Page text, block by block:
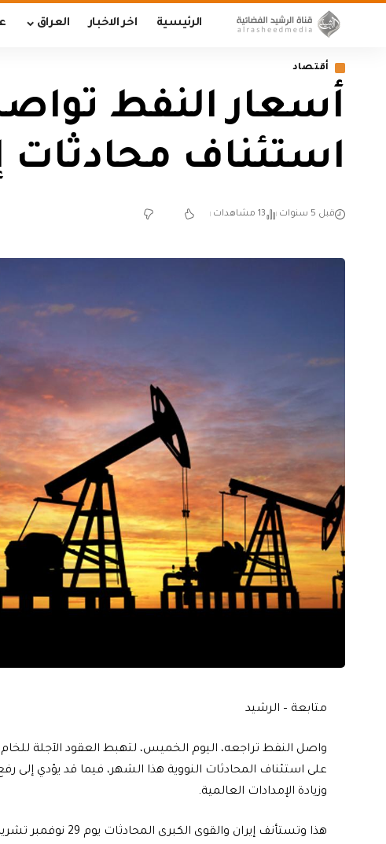
الرئيسية اخر الاخبار العراق
أقتصاد
أسعار النفط
استئناف محادثات
قبل 5 سنوات 13 مشاهدات
متابعة – الرشيد
على استئناف المحادثات النووية هذا الشهر، فيما قد يؤدي إلى
وزيادة الإمدادات العالمية.
هذا وتستأنف إيران